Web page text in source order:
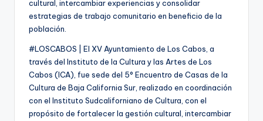
cultural, intercambiar experiencias y consolidar
estrategias de trabajo comunitario en beneficio de la
población.
#LOSCABOS | El XV Ayuntamiento de Los Cabos, a
través del Instituto de la Cultura y las Artes de Los
Cabos (ICA), fue sede del 5° Encuentro de Casas de la
Cultura de Baja California Sur, realizado en coordinación
con el Instituto Sudcaliforniano de Cultura, con el
propósito de fortalecer la gestión cultural, intercambiar